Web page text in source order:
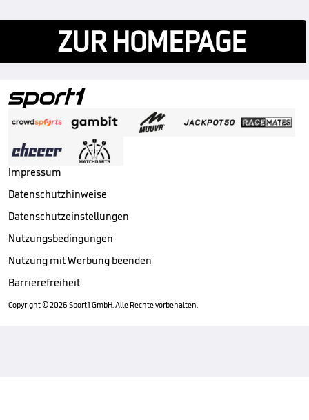
ZUR HOMEPAGE
Impressum
Datenschutzhinweise
Datenschutzeinstellungen
Nutzungsbedingungen
Nutzung mit Werbung beenden
Barrierefreiheit
Copyright ©2026 Sport1 GmbH. Alle Rechte vorbehalten.